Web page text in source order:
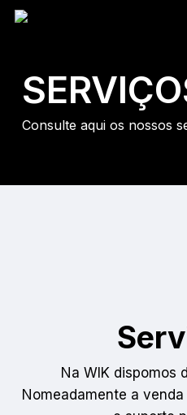
Skip
content
Consulte aqui os nossos
Na WIK dispomos
Nomeadamente a